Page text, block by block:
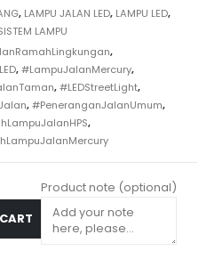
, LAMPU JALAN LED, LAMPU LED,
LAMPU
,
,#LampuJalanMercury,
,#LEDStreetLight,
,#PeneranganJalanUmum,
,
Product note (optional)